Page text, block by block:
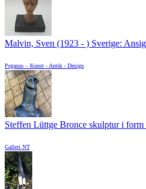
Malvin, Sven (1923 - ) Sverige:
Pegasus – Kunst - Antik - Design
Steffen Lüttge Bronce skulptur i form
Galleri NT